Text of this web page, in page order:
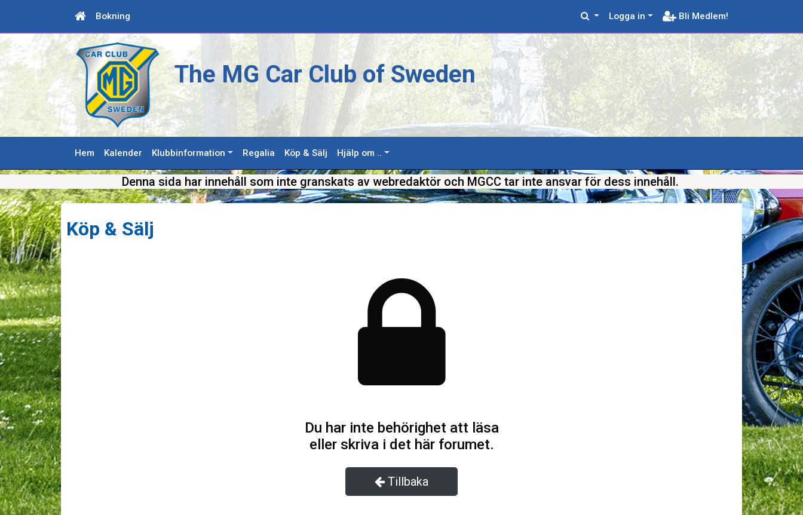
Bokning Logga in Bli Medlem!
The MG Car Club of Sweden
Hem Kalender Klubbinformation Regalia Köp & Sälj Hjälp om ..
Denna sida har innehåll som inte granskats av webredaktör och MGCC tar inte ansvar för dess innehåll.
Köp & Sälj
Du har inte behörighet att läsa
eller skriva i det här forumet.
Tillbaka